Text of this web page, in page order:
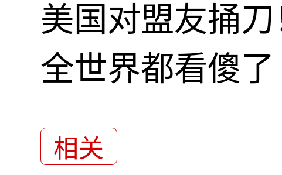
美国对盟友捅
全世界都看傻了
相关